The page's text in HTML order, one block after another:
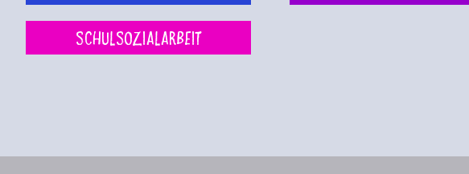
Schulsozialarbeit